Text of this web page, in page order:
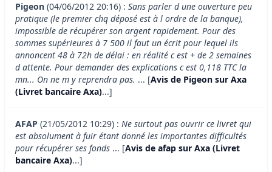
Pigeon (04/06/2012 20:16) : Sans parler d une ouverture peu
pratique (le premier chq déposé est à l ordre de la banque),
impossible de récupérer son argent rapidement. Pour des
sommes supérieures à 7 500 il faut un écrit pour lequel ils
annoncent 48 à 72h de délai : en réalité c est + de 2 semaines
d attente. Pour demander des explications c est 0,118 TTC la
mn... On ne m y reprendra pas. ... [Avis de Pigeon sur Axa
(Livret bancaire Axa)...]
AFAP (21/05/2012 10:29) : Ne surtout pas ouvrir ce livret qui
est absolument à fuir étant donné les importantes difficultés
pour récupérer ses fonds ... [Avis de afap sur Axa (Livret
bancaire Axa)...]